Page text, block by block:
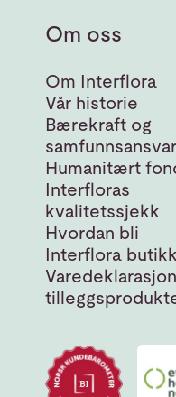
Om oss
Om Interflora
Vår historie
Bærekraft og
samfunnsansvar
Humanitært
Interfloras
kvalitetssjekk
Hvordan bli
Interflora